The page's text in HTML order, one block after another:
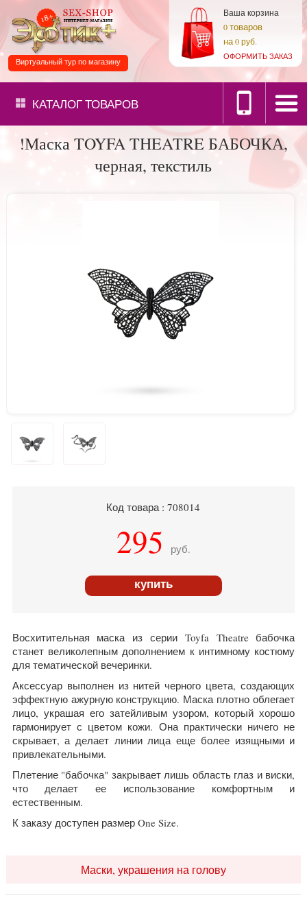
Ваша корзина
0товаров
на0 руб.
ОФОРМИТЬ ЗАКАЗ
Виртуальный тур по магазину
КАТАЛОГТОВАРОВ
!Маска TOYFA THEATRE БАБОЧКА,
черная, текстиль
Код товара : 708014
295 руб.
купить
Восхитительная маска из серии Toyfa Theatre бабочка
станет великолепным дополнением к интимному костюму
для тематической вечеринки.
Аксессуар выполнен из нитей черного цвета, создающих
эффектную ажурную конструкцию. Маска плотно облегает
лицо, украшая его затейливым узором, который хорошо
гармонирует с цветом кожи. Она практически ничего не
скрывает, а делает линии лица еще более изящными и
привлекательными.
Плетение "бабочка" закрывает лишь область глаз и виски,
что делает ее использование комфортным и
естественным.
К заказу доступен размер One Size.
Маски, украшения на голову